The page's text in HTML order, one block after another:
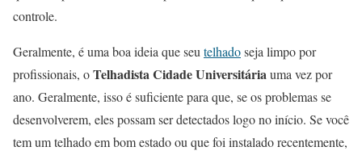
controle.
Geralmente, é uma boa ideia que seu telhadoseja limpo por
profissionais, oTelhadista Cidade Universitáriauma vez por
ano. Geralmente, isso é suficiente para que, se os problemas se
desenvolverem, eles possam ser detectados logo no início. Se você
tem um telhado em bom estado ou que foi instalado recentemente,